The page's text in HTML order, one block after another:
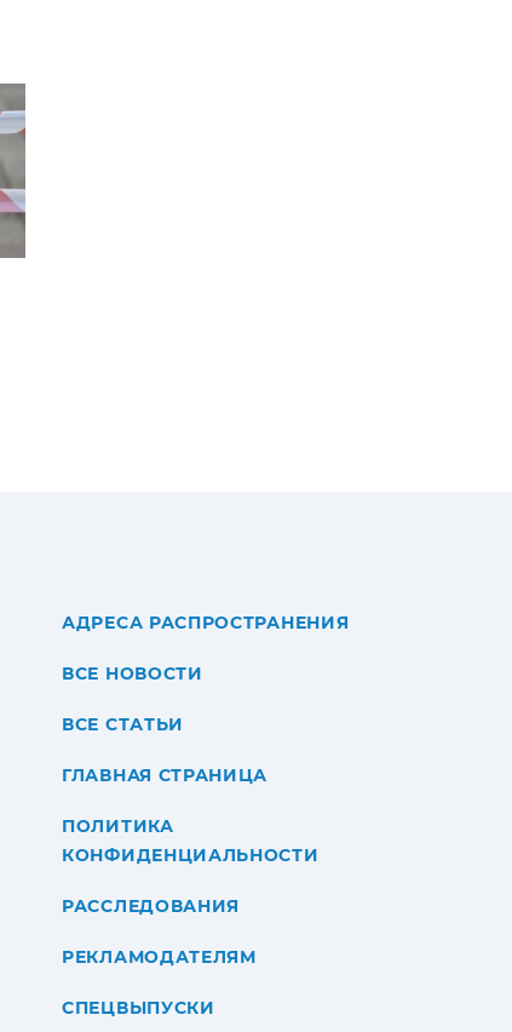
АДРЕСА РАСПРОСТРАНЕНИЯ
ВСЕ НОВОСТИ
ВСЕ СТАТЬИ
ГЛАВНАЯ СТРАНИЦА
ПОЛИТИКА
КОНФИДЕНЦИАЛЬНОСТИ
РАССЛЕДОВАНИЯ
РЕКЛАМОДАТЕЛЯМ
СПЕЦВЫПУСКИ